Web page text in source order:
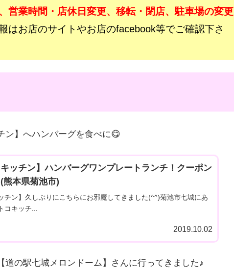
営業時間・店休日変更、移転・閉店、駐車場の変更
はお店のサイトやお店のfacebook等でご確認下さ
ン】へハンバーグを食べに😋
キッチン】ハンバーグワンプレートランチ！クーポン
熊本県菊池市)
チン】久しぶりにこちらにお邪魔してきました(^^)菊池市七城にあ
コキッチ...
2019.10.02
の駅七城メロンドーム】さんに行ってきました♪